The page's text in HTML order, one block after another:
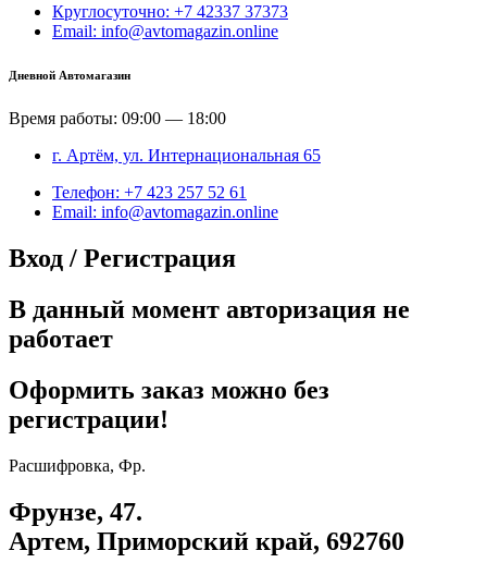
Круглосуточно: +7 42337 37373
Email: info@avtomagazin.online
Дневной Автомагазин
Время работы: 09:00 — 18:00
г. Артём, ул. Интернациональная 65
Телефон: +7 423 257 52 61
Email: info@avtomagazin.online
Вход / Регистрация
В данный момент авторизация не
работает
Оформить заказ можно без
регистрации!
Расшифровка, Фр.
Фрунзе, 47.
Артем, Приморский край, 692760